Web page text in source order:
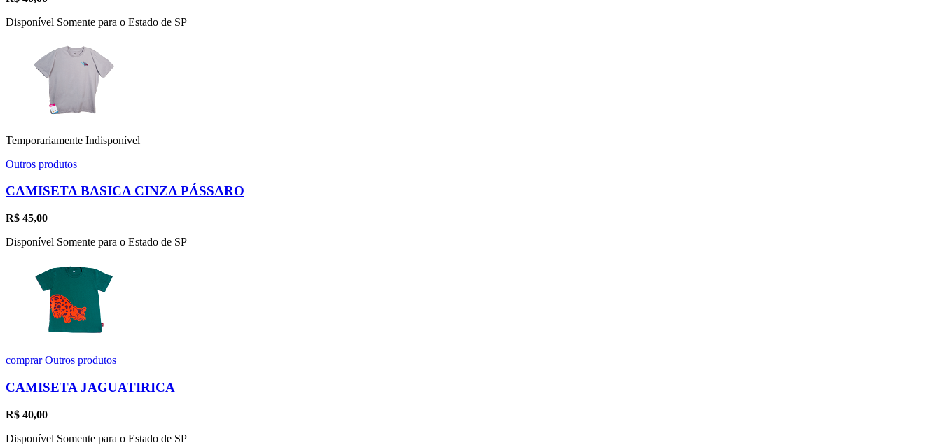
Disponível Somente para o Estado de SP
Temporariamente Indisponível
Outros produtos
CAMISETA BASICA CINZA PÁSSARO
R$ 45,00
Disponível Somente para o Estado de SP
comprarOutros produtos
CAMISETA JAGUATIRICA
R$ 40,00
Disponível Somente para o Estado de SP